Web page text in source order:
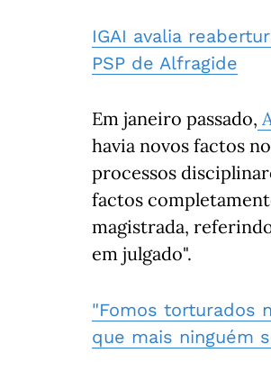
IGAI avalia
PSP de Alfragide
Em janeiro passado,
havia novos factos
processos
factos
magistrada,
em julgado".
"Fomos torturados
que mais ninguém